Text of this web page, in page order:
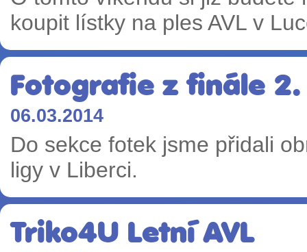
koupit lístky na ples AVL v
Fotografie z finále
06.03.2014
Do sekce fotek jsme přidali
ligy v Liberci.
Triko4U Letní AVL